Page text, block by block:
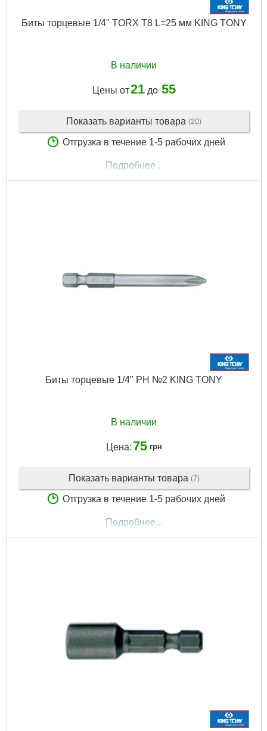
Биты торцевые 1/4" TORX T8 L=25 мм KING TONY
В наличии
Цены от21до 55
Показать варианты товара (20)
Отгрузка в течение 1-5 рабочих дней
Подробнее...
Биты торцевые 1/4" PH №2 KING TONY
В наличии
Цена: 75 грн
Показать варианты товара (7)
Отгрузка в течение 1-5 рабочих дней
Подробнее...